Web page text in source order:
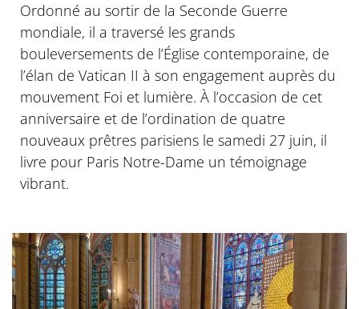
Ordonné au sortir de la Seconde Guerre
mondiale, il a traversé les grands
bouleversements de l’Église contemporaine, de
l’élan de Vatican II à son engagement auprès du
mouvement Foi et lumière. À l’occasion de cet
anniversaire et de l’ordination de quatre
nouveaux prêtres parisiens le samedi 27 juin, il
livre pour Paris Notre-Dame un témoignage
vibrant.